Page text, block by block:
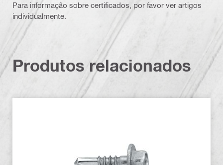
Para informação sobre certificados, por favor ver artigos
individualmente.
Produtos relacionados